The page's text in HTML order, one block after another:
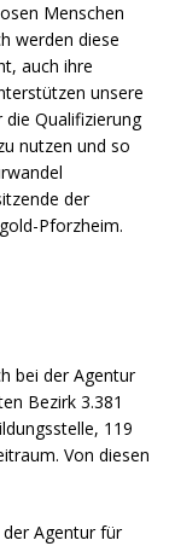
Menschen
werden diese
auch ihre
unsere
Qualifizierung
nutzen und so
der
Pforzheim.
bei der Agentur
Bezirk 3.381
119
Von diesen
Agentur für